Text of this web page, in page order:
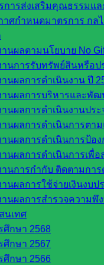
การส่งเสริมคุณธรรมแล
าศกำหนดมาตรการ กล
านผลตามนโยบาย No
านการรับทรัพย์สินหรือ
านผลการดำเนินงาน ปี
านผลการบริหารและพั
านผลการดำเนินงานประ
านผลการดำเนินการต
านผลการดำเนินการป้อ
านผลการดำเนินการเพื่
านการกำกับ ติดตามกา
านผลการใช้จ่ายเงินงบ
านผลการสำรวจความพึ
นเทศ
ศึกษา 2568
ศึกษา 2567
ศึกษา 2566
สัมพันธ์ สพป.สก
กี่ยวข้อง
กษาธิการ
ารอุดมศึกษา
ขาธิการสภาการศึกษา
ณะกรรมการการอาชีวศึ
ณะกรรมการการศึกษา